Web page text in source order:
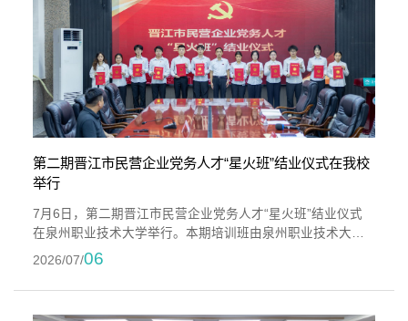
师黄燕敏及学院专业导师团队...
第二期晋江市民营企业党务人才“星火班”结业仪式在我校
举行
7月6日，第二期晋江市民营企业党务人才“星火班”结业仪式
在泉州职业技术大学举行。本期培训班由泉州职业技术大学
联合晋江市委社会工作部、泉州市高教发展中心、晋江市民
会副秘书长李政东、我校党委书记傅志雄出席结业仪式。仪
2026/07/06